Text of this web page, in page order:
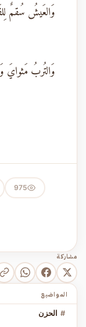
وَالعَيشُ سُقمٌ
وَالتُربُ مَثوايَ
975
مشاركة
المواضيع
# الحزن